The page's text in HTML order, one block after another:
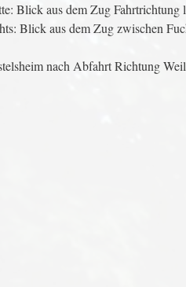
Blick aus dem Zug
Blick aus dem Zug zwischen
nach Abfahrt Richtung